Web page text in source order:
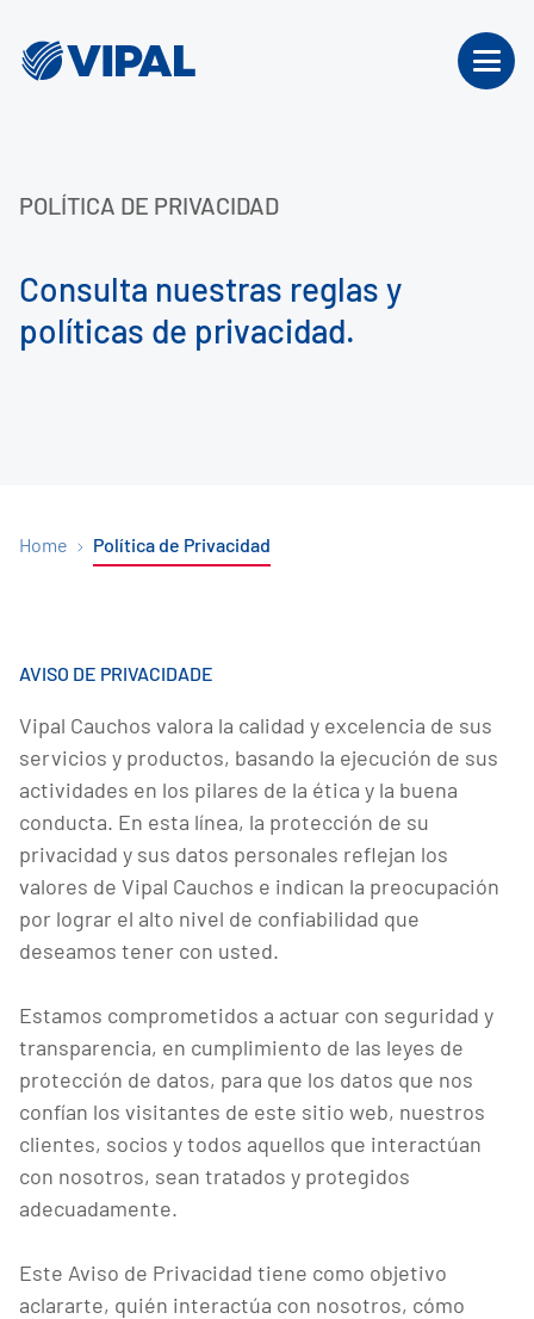
POLÍTICA DE PRIVACIDAD
Consulta nuestras reglas y
políticas de privacidad.
Home Política de Privacidad
AVISO DE PRIVACIDADE
Vipal Cauchos valora la calidad y excelencia de sus
servicios y productos, basando la ejecución de sus
actividades en los pilares de la ética y la buena
conducta. En esta línea, la protección de su
privacidad y sus datos personales reflejan los
valores de Vipal Cauchos e indican la preocupación
por lograr el alto nivel de confiabilidad que
deseamos tener con usted.
Estamos comprometidos a actuar con seguridad y
transparencia, en cumplimiento de las leyes de
protección de datos, para que los datos que nos
confían los visitantes de este sitio web, nuestros
clientes, socios y todos aquellos que interactúan
con nosotros, sean tratados y protegidos
adecuadamente.
Este Aviso de Privacidad tiene como objetivo
aclararte, quién interactúa con nosotros, cómo